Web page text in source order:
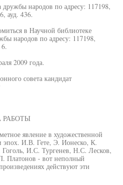
дружбы народов по адресу: 117198,
ауд. 436.
в Научной библиотеке
народов по адресу: 117198,
2009 года.
совета кандидат
РАБОТЫ
явление в художественной
эпох. И.В. Гете, Э. Ионеско, К.
И.С. Тургенев, Н.С. Лесков,
- вот неполный
действуют эти